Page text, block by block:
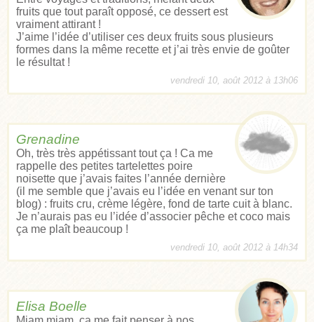
fruits que tout paraît opposé, ce dessert est
vraiment attirant !
J’aime l’idée d’utiliser ces deux fruits sous plusieurs
formes dans la même recette et j’ai très envie de goûter
le résultat !
vendredi 10, août 2012 à 13h06
Grenadine
Oh, très très appétissant tout ça ! Ca me
rappelle des petites tartelettes poire
noisette que j’avais faites l’année dernière
(il me semble que j’avais eu l’idée en venant sur ton
blog) : fruits cru, crème légère, fond de tarte cuit à blanc.
Je n’aurais pas eu l’idée d’associer pêche et coco mais
ça me plaît beaucoup !
vendredi 10, août 2012 à 14h34
Elisa Boelle